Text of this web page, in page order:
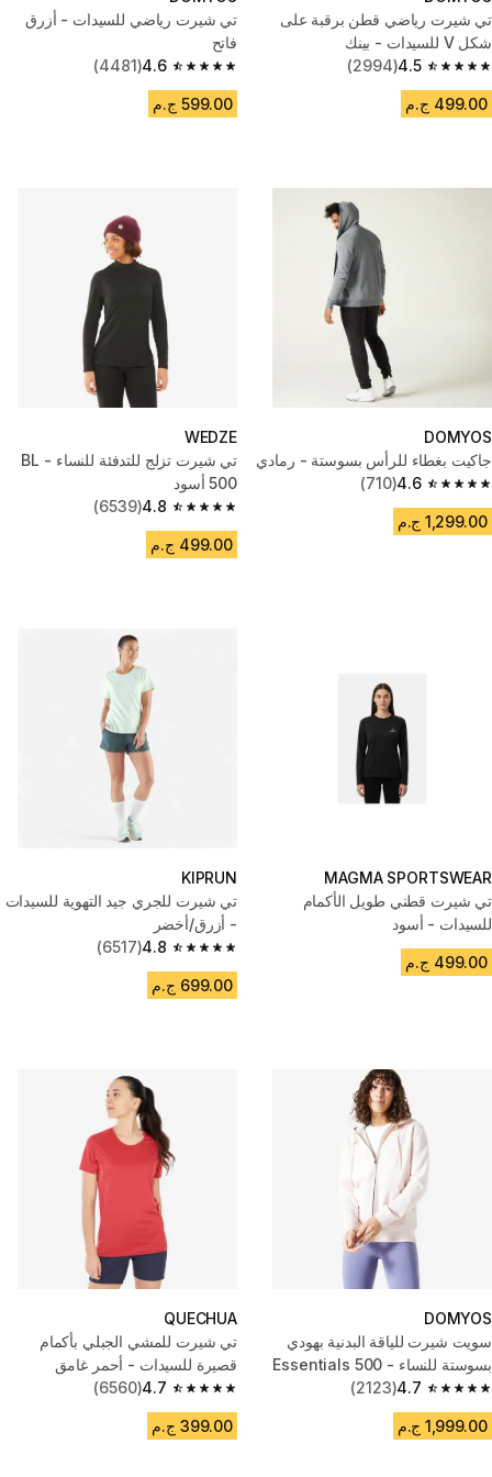
تي شيرت رياضي قطن برقبة على
شكل V للسيدات - بينك
4.5
4.5 out of 5 stars from 2994 reviews
(2994)
499.00 ج.م
تي شيرت رياضي للسيدات - أزرق
فاتح
4.6
4.6 out of 5 stars from 4481 reviews
(4481)
599.00 ج.م
DOMYOS
جاكيت بغطاء للرأس بسوستة - رمادي
4.6
4.6 out of 5 stars from 710 reviews
(710)
1,299.00 ج.م
WEDZE
تي شيرت تزلج للتدفئة للنساء - BL
500 أسود
4.8
4.8 out of 5 stars from 6539 reviews
(6539)
499.00 ج.م
MAGMA SPORTSWEAR
تي شيرت قطني طويل الأكمام
للسيدات - أسود
499.00 ج.م
KIPRUN
تي شيرت للجري جيد التهوية للسيدات
- أزرق/أخضر
4.8
4.8 out of 5 stars from 6517 reviews
(6517)
699.00 ج.م
DOMYOS
سويت شيرت للياقة البدنية بهودي
بسوستة للنساء - 500 Essentials
بينك
4.7
4.7 out of 5 stars from 2123 reviews
(2123)
1,999.00 ج.م
QUECHUA
تي شيرت للمشي الجبلي بأكمام
قصيرة للسيدات - أحمر غامق
4.7
4.7 out of 5 stars from 6560 reviews
(6560)
399.00 ج.م